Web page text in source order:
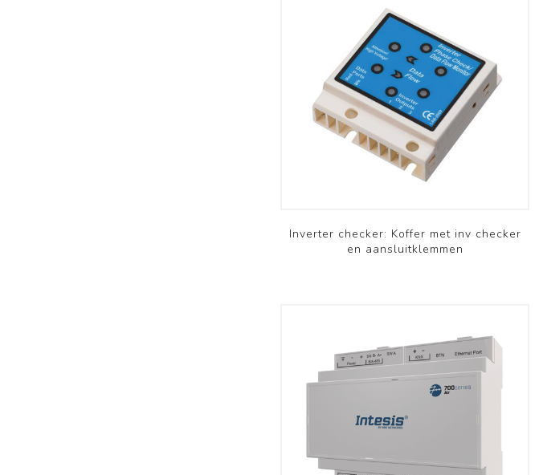
Inverter checker: Koffer met inv checker
en aansluitklemmen